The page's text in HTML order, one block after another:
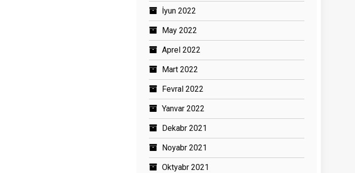
İyun 2022
May 2022
Aprel 2022
Mart 2022
Fevral 2022
Yanvar 2022
Dekabr 2021
Noyabr 2021
Oktyabr 2021